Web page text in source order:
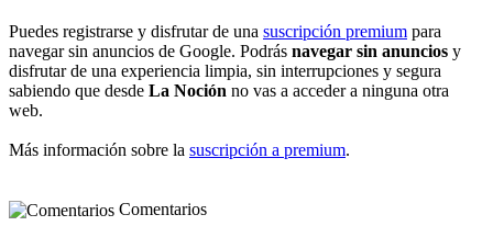
Puedes registrarse y disfrutar de una suscripción premium para
navegar sin anuncios de Google. Podrás navegar sin anuncios y
disfrutar de una experiencia limpia, sin interrupciones y segura
sabiendo que desde La Noción no vas a acceder a ninguna otra
web.
Más información sobre la suscripción a premium.
Comentarios